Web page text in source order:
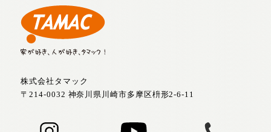
株式会社タマック
〒214-0032 神奈川県川崎市多摩区枡形2-6-11